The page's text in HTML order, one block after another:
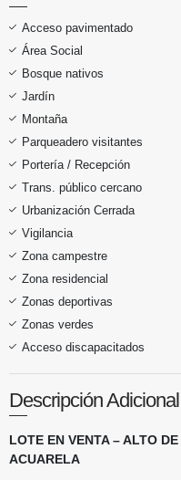
Acceso pavimentado
Área Social
Bosque nativos
Jardín
Montaña
Parqueadero visitantes
Portería / Recepción
Trans. público cercano
Urbanización Cerrada
Vigilancia
Zona campestre
Zona residencial
Zonas deportivas
Zonas verdes
Acceso discapacitados
Descripción Adicional
LOTE EN VENTA – ALTO
ACUARELA